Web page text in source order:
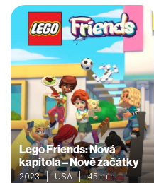
Lego Friends: Nová
kapitola – Nové začátky
2023 | USA | 45 min